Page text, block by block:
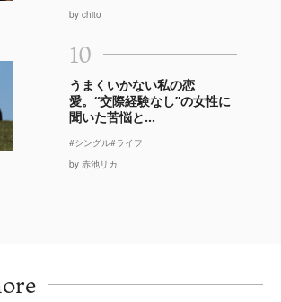
by chito
10
うまくいかない私の恋
愛。“交際経験なし”の女性に
聞いた苦悩と...
#シングル#ライフ
by 赤池リカ